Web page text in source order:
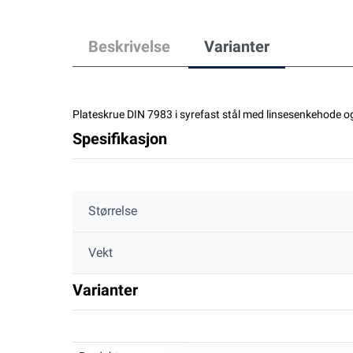
Beskrivelse Varianter
Plateskrue DIN 7983 i syrefast stål med linsesenkehode
Spesifikasjon
Størrelse
Vekt
Varianter